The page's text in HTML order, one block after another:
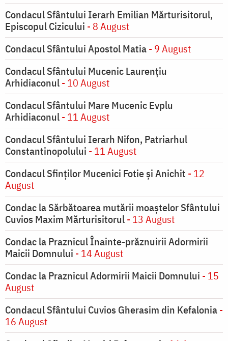
Condacul Sfântului Ierarh Emilian Mărturisitorul,
Episcopul Cizicului - 8 August
Condacul Sfântului Apostol Matia- 9 August
Condacul Sfântului Mucenic Laurențiu
Arhidiaconul- 10 August
Condacul Sfântului Mare Mucenic Evplu
Arhidiaconul- 11 August
Condacul Sfântului Ierarh Nifon, Patriarhul
Constantinopolului - 11 August
Condacul Sfinţilor Mucenici Fotie şi Anichit - 12
August
Condac la Sărbătoarea mutării moaştelor Sfântului
Cuvios Maxim Mărturisitorul- 13 August
Condac la Praznicul Înainte-prăznuirii Adormirii
Maicii Domnului - 14 August
Condac la Praznicul Adormirii Maicii Domnului - 15
August
Condacul Sfântului Cuvios Gherasim din Kefalonia-
16 August